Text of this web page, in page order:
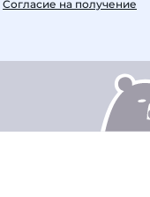
Согласие на получение